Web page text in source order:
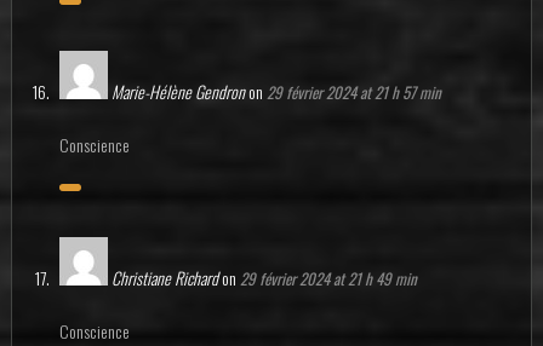
Marie-Hélène Gendronon 29 février 2024 at 21 h 57 min
Conscience
Christiane Richardon 29 février 2024 at 21 h 49 min
Conscience